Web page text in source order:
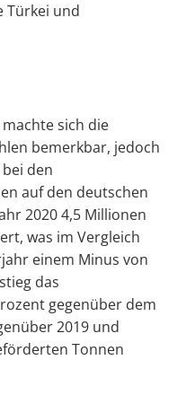
Türkei und
sich die
bemerkbar, jedoch
den
auf den deutschen
2020 4,5 Millionen
was im Vergleich
einem Minus von
das
gegenüber dem
2019 und
Tonnen